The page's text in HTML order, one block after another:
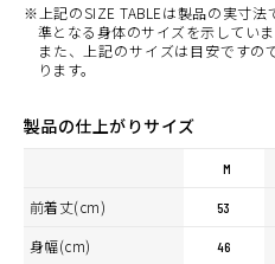
※上記のSIZE TABLEは製品の実寸
準となる身体のサイズを示していま
また、上記のサイズは目安ですの
ります。
製品の仕上がりサイズ
M
前着丈(cm) 53
身幅(cm) 46